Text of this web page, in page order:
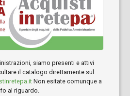
siamo presenti e attivi
il catalogo direttamente sul
Non esitate comunque a
al riguardo.